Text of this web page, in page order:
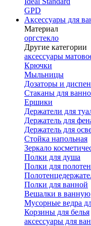
GPD
Аксессуары для
Материал
оргстекло
Другие категории
аксессуары
Крючки
Мыльницы
Дозаторы и
Стаканы для
Ершики
Держатели для
Держатель для
Держатель для
Стойка напольная
Зеркало
Полки для душа
Полки для
Полки для ванной
Вешалки в ванную
Мусорные ведра
Корзины для белья
аксессуары для